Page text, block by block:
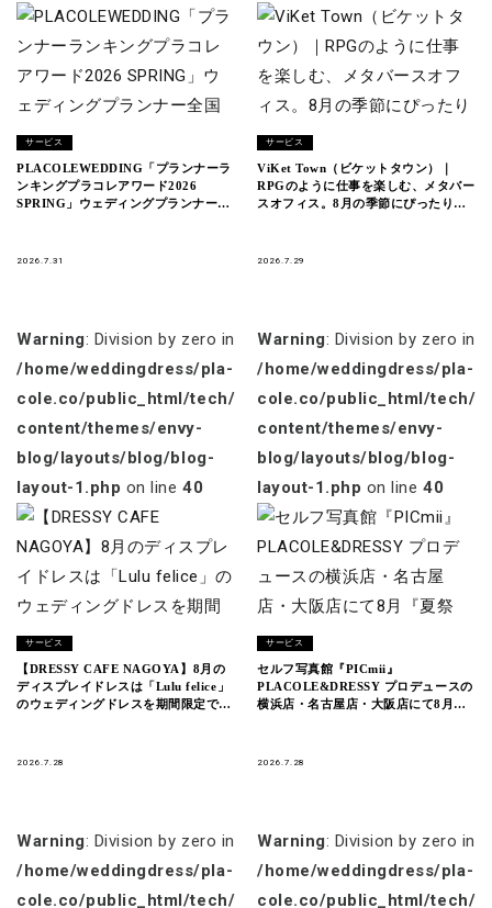
サービス
PLACOLEWEDDING「プランナーラ
ンキングプラコレアワード2026
SPRING」ウェディングプランナー全
2026.7.31
サービス
ViKet Town（ビケットタウン）｜
RPGのように仕事を楽しむ、メタバー
スオフィス。8月の季節にぴったりの
2026.7.29
Warning: Division by zero in
/home/weddingdress/pla-
cole.co/public_html/tech/wp-
content/themes/envy-
blog/layouts/blog/blog-
layout-1.php on line40
サービス
【DRESSY CAFE NAGOYA】8月の
ディスプレイドレスは「Lulu felice」
のウェディングドレスを期間限定でお
2026.7.28
Warning: Division by zero in
/home/weddingdress/pla-
cole.co/public_html/tech/
content/themes/envy-
blog/layouts/blog/blog-
layout-1.php on line40
サービス
セルフ写真館『PICmii』
PLACOLE&DRESSY プロデュースの
横浜店・名古屋店・大阪店にて8月
2026.7.28
Warning: Division by zero in
/home/weddingdress/pla-
cole.co/public_html/tech/wp-
Warning: Division by zero in
/home/weddingdress/pla-
cole.co/public_html/tech/